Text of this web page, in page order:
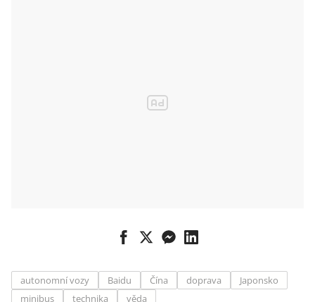
autonomní vozy Baidu Čína doprava
Japonsko
minibus
technika věda